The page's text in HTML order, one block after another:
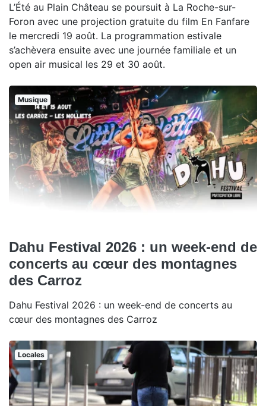
L’Été au Plain Château se poursuit à La Roche-sur-
Foron avec une projection gratuite du film En Fanfare
le mercredi 19 août. La programmation estivale
s’achèvera ensuite avec une journée familiale et un
open air musical les 29 et 30 août.
Musique
Dahu Festival 2026 : un week-end de
concerts au cœur des montagnes
des Carroz
Dahu Festival 2026 : un week-end de concerts au
cœur des montagnes des Carroz
Locales